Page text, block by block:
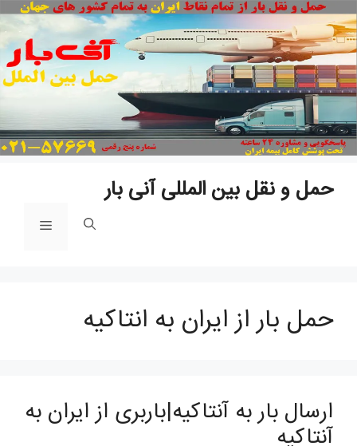
حمل و نقل بین المللی آنی بار
فهرست
حمل بار از ایران به انتاکیه
ارسال بار به آنتاکیه|باربری از ایران به
آنتاکیه